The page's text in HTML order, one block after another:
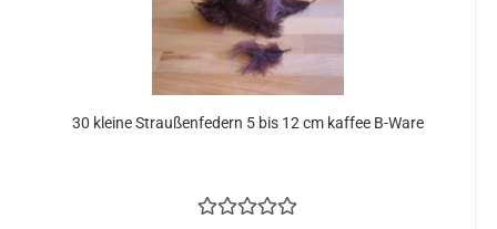
30 kleine Straußenfedern 5 bis 12 cm kaffee B-Ware